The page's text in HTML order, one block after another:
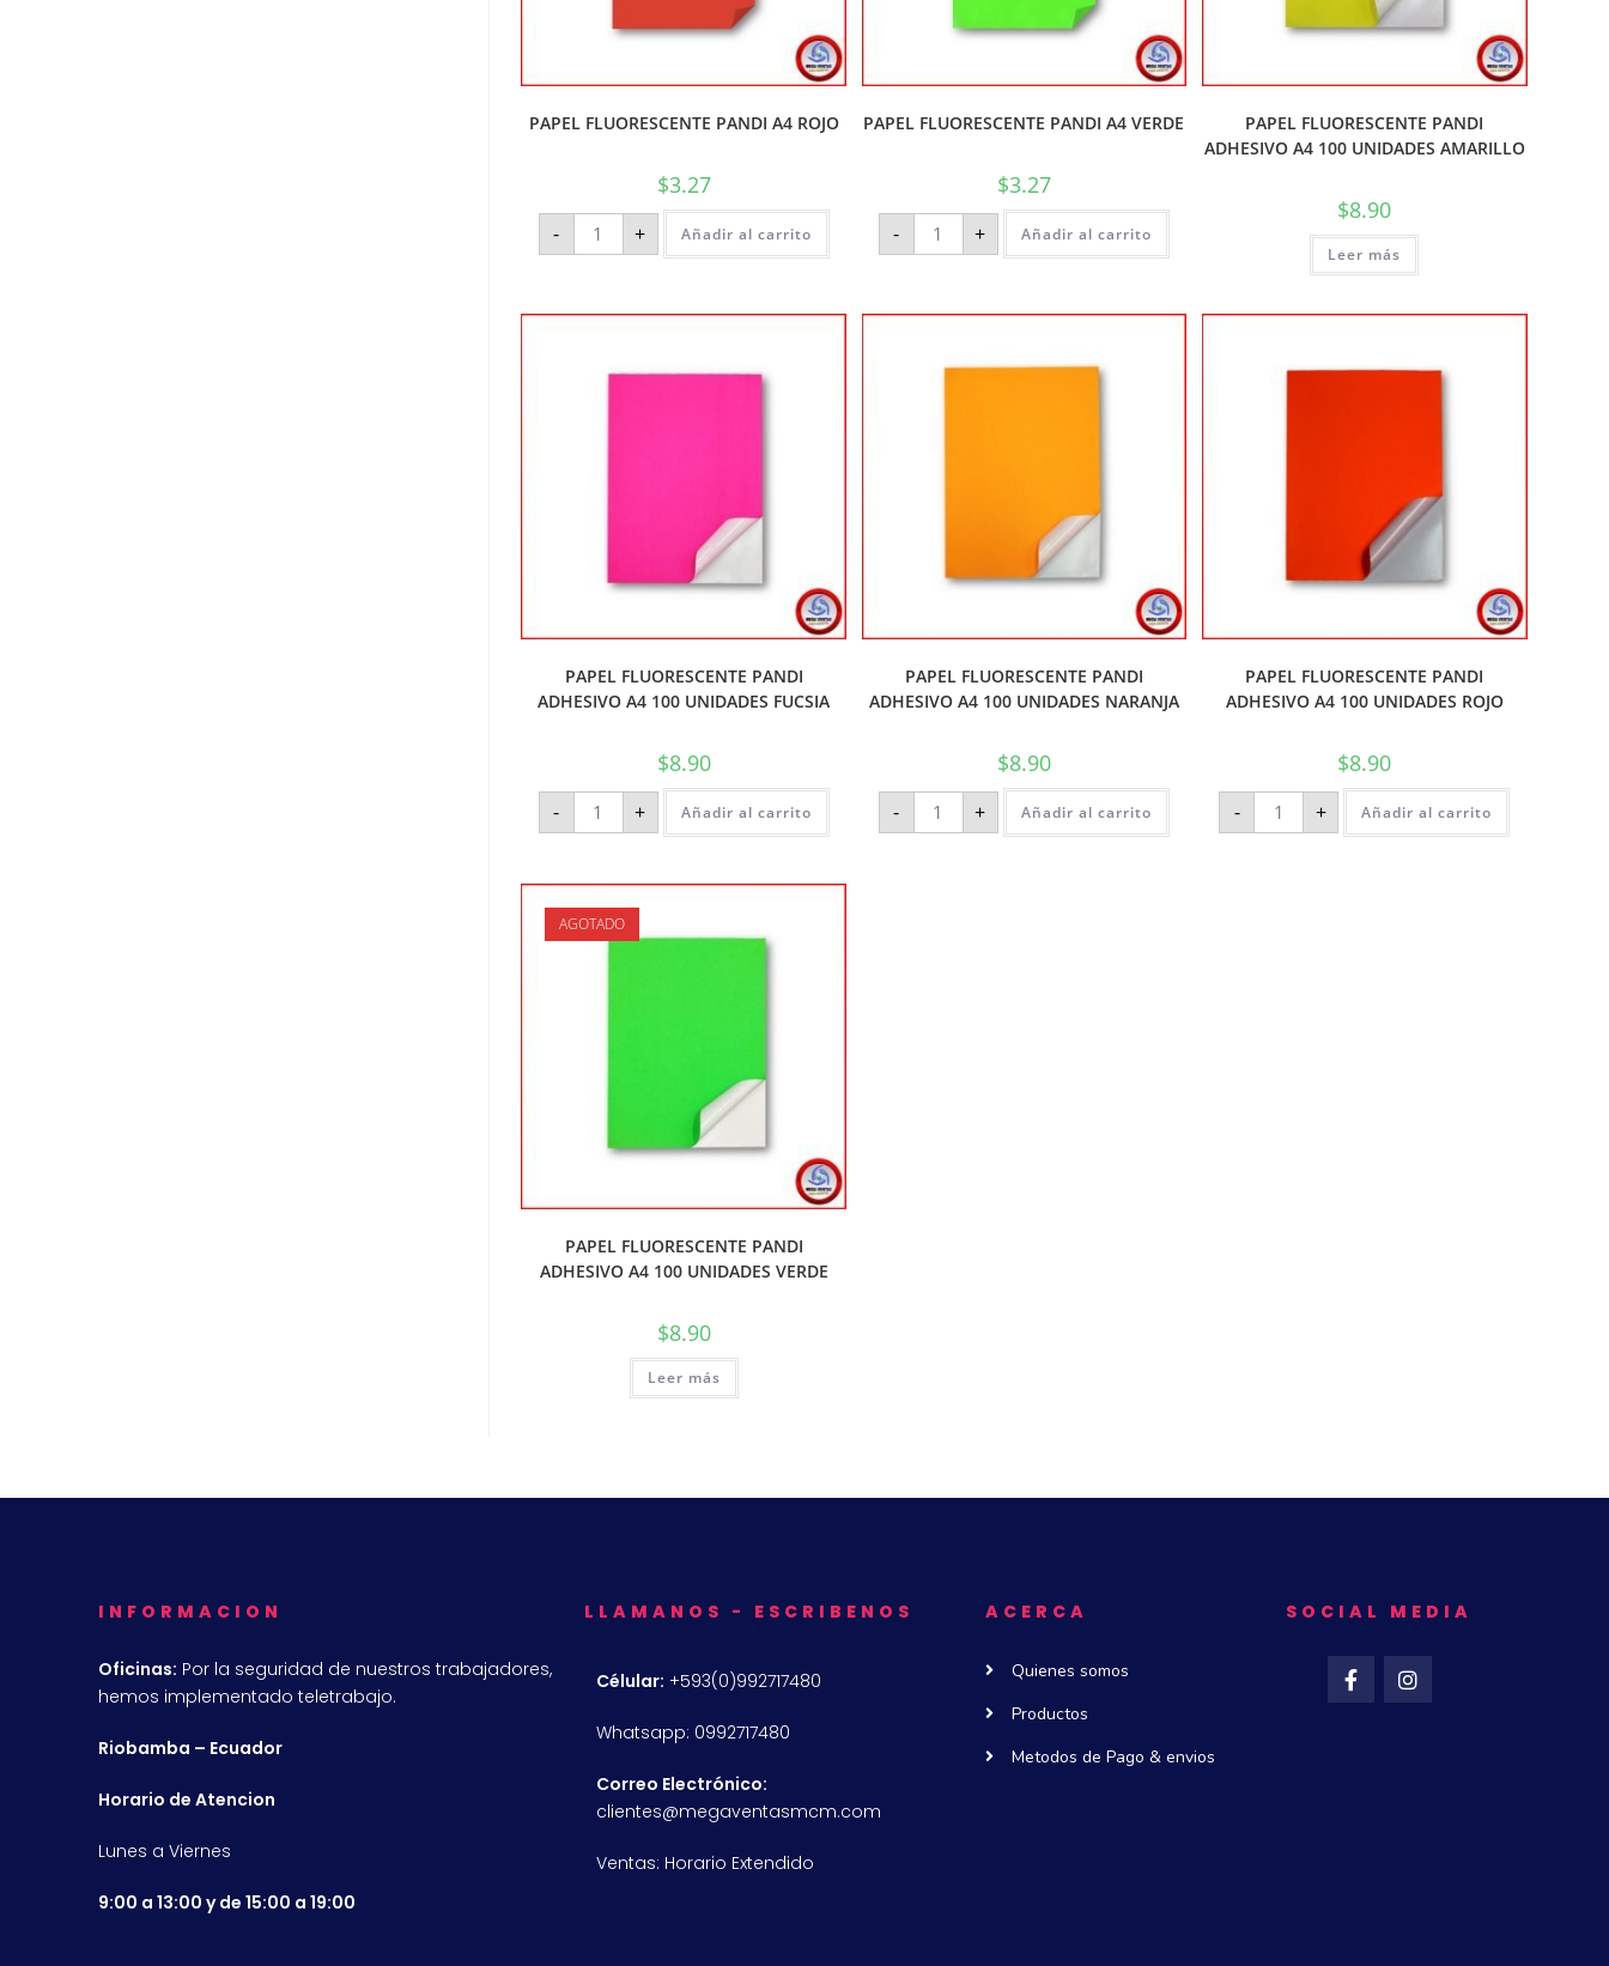
PAPEL FLUORESCENTE PANDI A4 ROJO
$3.27
- + Añadir al carrito
PAPEL FLUORESCENTE PANDI A4 VERDE
$3.27
- + Añadir al carrito
PAPEL FLUORESCENTE PANDI
ADHESIVO A4 100 UNIDADES AMARILLO
$8.90
Leer más
PAPEL FLUORESCENTE PANDI
ADHESIVO A4 100 UNIDADES FUCSIA
$8.90
- + Añadir al carrito
PAPEL FLUORESCENTE PANDI
ADHESIVO A4 100 UNIDADES NARANJA
$8.90
- + Añadir al carrito
PAPEL FLUORESCENTE PANDI
ADHESIVO A4 100 UNIDADES ROJO
$8.90
- + Añadir al carrito
AGOTADO
PAPEL FLUORESCENTE PANDI
ADHESIVO A4 100 UNIDADES VERDE
$8.90
Leer más
INFORMACION
Oficinas: Por la seguridad de nuestros trabajadores,
hemos implementado teletrabajo.
Riobamba – Ecuador
Horario de Atencion
Lunes a Viernes
9:00 a 13:00 y de 15:00 a 19:00
LLAMANOS - ESCRIBENOS
Célular: +593(0)992717480
Whatsapp: 0992717480
Correo Electrónico:
clientes@megaventasmcm.com
Ventas: Horario Extendido
ACERCA
Quienes somos
Productos
Metodos de Pago & envios
SOCIAL MEDIA